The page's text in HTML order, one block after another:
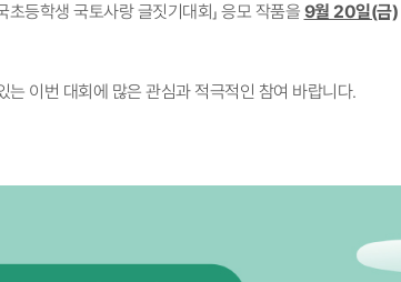
등학생 국토사랑 글짓기대회」 응모 작품을 9월 20일(금)
이번 대회에 많은 관심과 적극적인 참여 바랍니다.